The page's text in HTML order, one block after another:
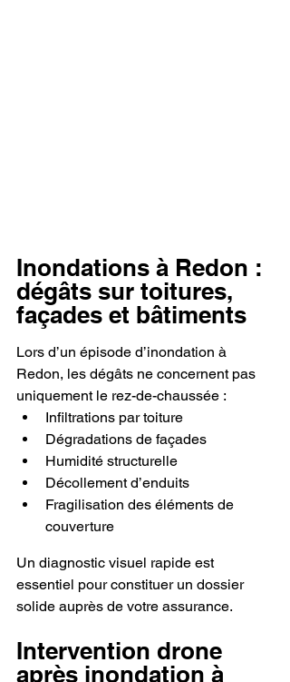
Inondations à Redon :
dégâts sur toitures,
façades et bâtiments
Lors d’un épisode d’inondation à
Redon, les dégâts ne concernent pas
uniquement le rez-de-chaussée :
Infiltrations par toiture
Dégradations de façades
Humidité structurelle
Décollement d’enduits
Fragilisation des éléments de
couverture
Un diagnostic visuel rapide est
essentiel pour constituer un dossier
solide auprès de votre assurance.
Intervention drone
après inondation à